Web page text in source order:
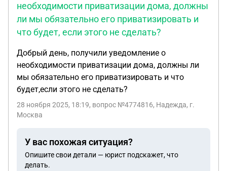
необходимости приватизации дома, должны
ли мы обязательно его приватизировать и
что будет, если этого не сделать?
Добрый день, получили уведомление о
необходимости приватизации дома, должны ли
мы обязательно его приватизировать и что
будет,если этого не сделать?
28 ноября 2025, 18:19, вопрос №4774816, Надежда, г.
Москва
У вас похожая ситуация?
Опишите свои детали — юрист подскажет, что
делать.